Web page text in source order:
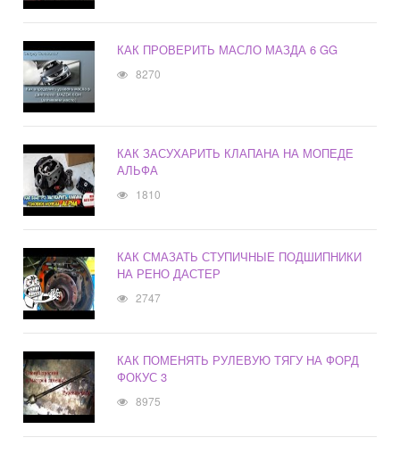
КАК ПРОВЕРИТЬ МАСЛО МАЗДА 6 GG
8270
КАК ЗАСУХАРИТЬ КЛАПАНА НА МОПЕДЕ
АЛЬФА
1810
КАК СМАЗАТЬ СТУПИЧНЫЕ ПОДШИПНИКИ
НА РЕНО ДАСТЕР
2747
КАК ПОМЕНЯТЬ РУЛЕВУЮ ТЯГУ НА ФОРД
ФОКУС 3
8975